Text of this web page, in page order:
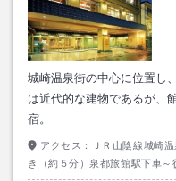
城崎温泉街の中心に位置し
は近代的な建物であるが、
宿。
アクセス：
ＪＲ山陰線城崎
き（約５分）泉都旅館駅下車～